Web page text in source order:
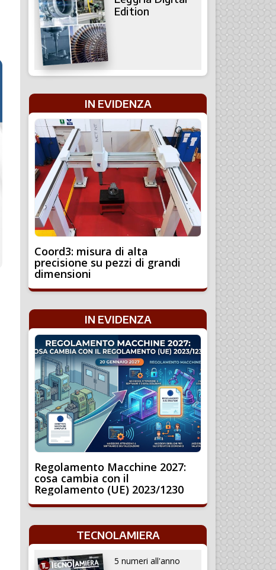
Edition
IN EVIDENZA
Coord3: misura di alta
precisione su pezzi di grandi
dimensioni
IN EVIDENZA
Regolamento Macchine 2027:
cosa cambia con il
Regolamento (UE) 2023/1230
TECNOLAMIERA
5 numeri all'anno